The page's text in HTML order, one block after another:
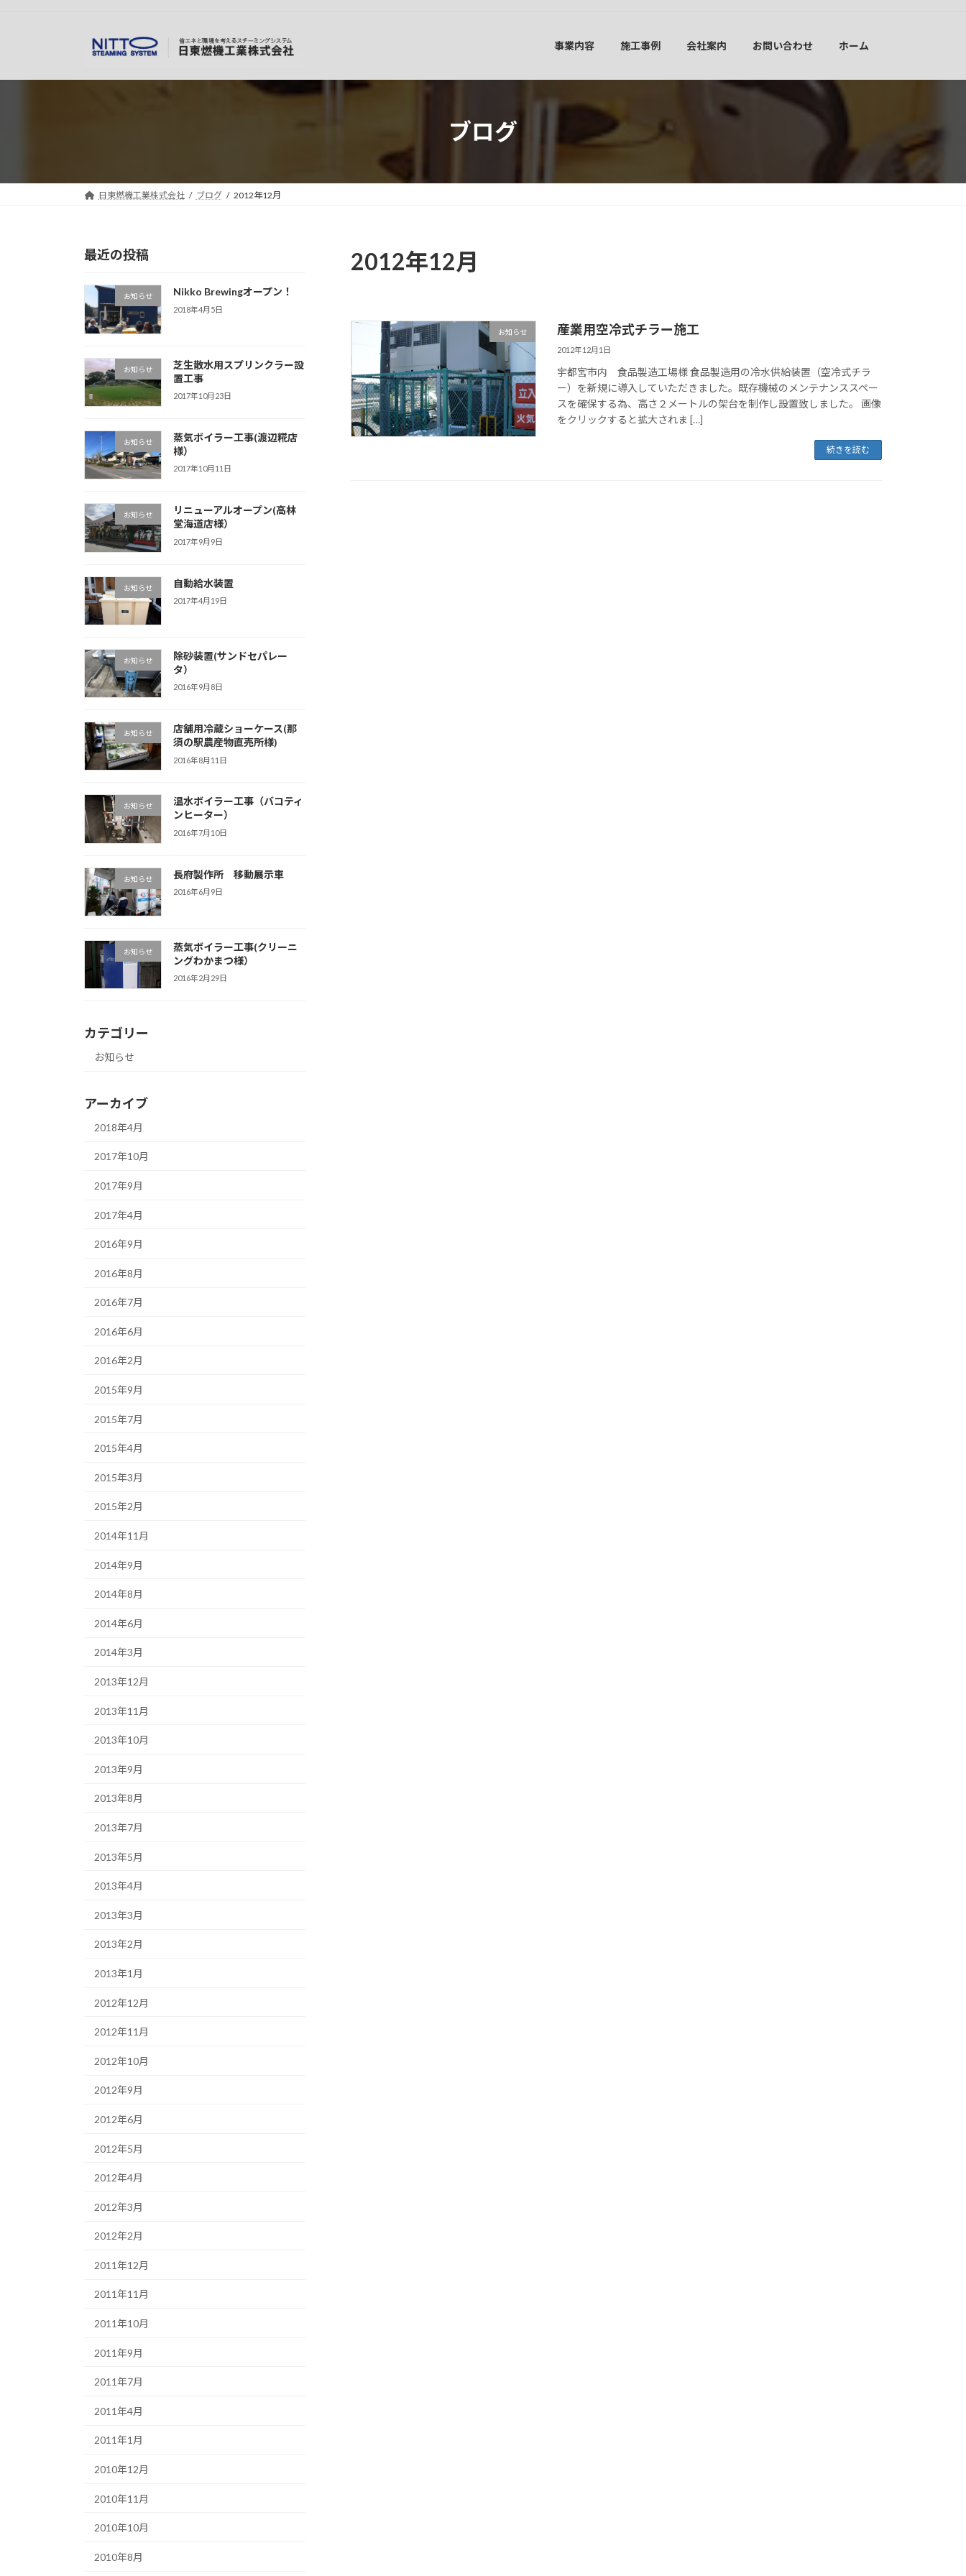
ツ
シ
事業内容 施工事例 会社案内 お問い合わせ ホーム
ブログ
日東燃機工業株式会社 ブログ 2012年12月
2012年12月
お知らせ 産業用空冷式チラー施工
2012年12月1日
宇都宮市内 食品製造工場様 食品製造用の冷水供給装置（空冷式チラ
ー）を新規に導入していただきました。既存機械のメンテナンススペー
スを確保する為、高さ２メートルの架台を制作し設置致しました。 画像
をクリックすると拡大されま […]
続きを読む
最近の投稿
お知らせ Nikko Brewingオープン！
2018年4月5日
お知らせ
芝生散水用スプリンクラー設
置工事
2017年10月23日
お知らせ
蒸気ボイラー工事(渡辺糀店
様）
2017年10月11日
お知らせ
リニューアルオープン(高林
堂海道店様）
2017年9月9日
お知らせ 自動給水装置
2017年4月19日
お知らせ
除砂装置(サンドセパレー
タ）
2016年9月8日
お知らせ
店舗用冷蔵ショーケース(那
須の駅農産物直売所様)
2016年8月11日
お知らせ
温水ボイラー工事（バコティ
ンヒーター）
2016年7月10日
お知らせ 長府製作所 移動展示車
2016年6月9日
お知らせ
蒸気ボイラー工事(クリーニ
ングわかまつ様）
2016年2月29日
カテゴリー
お知らせ
アーカイブ
2018年4月
2017年10月
2017年9月
2017年4月
2016年9月
2016年8月
2016年7月
2016年6月
2016年2月
2015年9月
2015年7月
2015年4月
2015年3月
2015年2月
2014年11月
2014年9月
2014年8月
2014年6月
2014年3月
2013年12月
2013年11月
2013年10月
2013年9月
2013年8月
2013年7月
2013年5月
2013年4月
2013年3月
2013年2月
2013年1月
2012年12月
2012年11月
2012年10月
2012年9月
2012年6月
2012年5月
2012年4月
2012年3月
2012年2月
2011年12月
2011年11月
2011年10月
2011年9月
2011年7月
2011年4月
2011年1月
2010年12月
2010年11月
2010年10月
2010年8月